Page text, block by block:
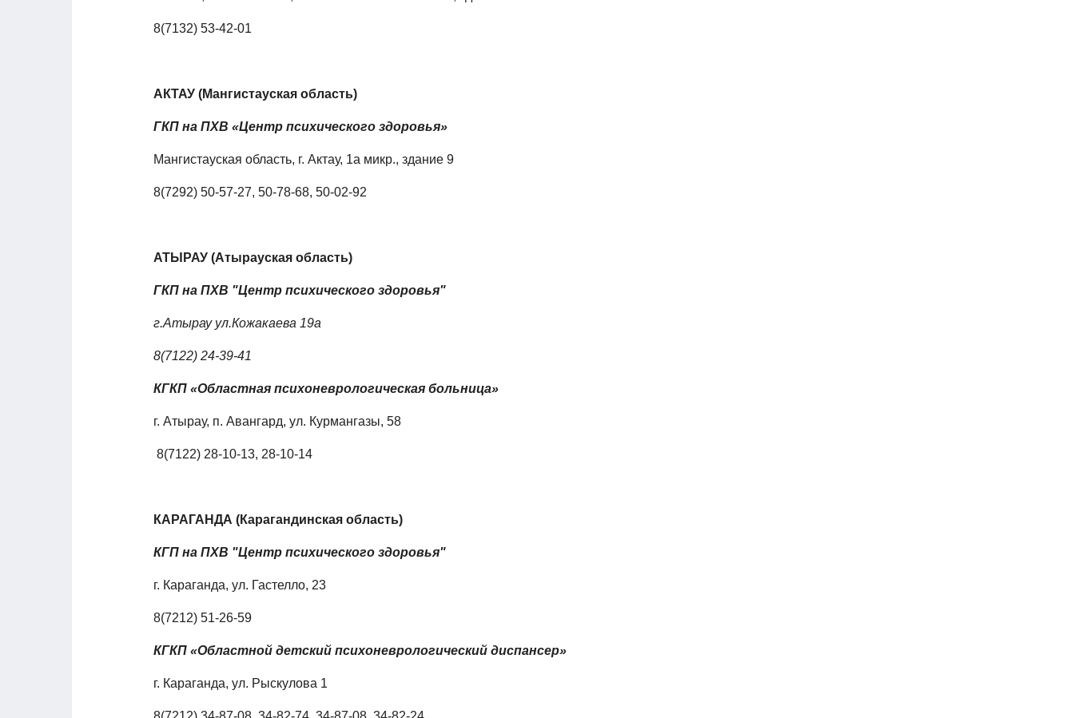
8(7132) 53-42-01
АКТАУ (Мангистауская область)
ГКП на ПХВ «Центр психического здоровья»
Мангистауская область, г. Актау, 1а микр., здание 9
8(7292) 50-57-27, 50-78-68, 50-02-92
АТЫРАУ (Атырауская область)
ГКП на ПХВ "Центр психического здоровья"
г.Атырау ул.Кожакаева 19а
8(7122) 24-39-41
КГКП «Областная психоневрологическая больница»
г. Атырау, п. Авангард, ул. Курмангазы, 58
8(7122) 28-10-13, 28-10-14
КАРАГАНДА (Карагандинская область)
КГП на ПХВ "Центр психического здоровья"
г. Караганда, ул. Гастелло, 23
8(7212) 51-26-59
КГКП «Областной детский психоневрологический диспансер»
г. Караганда, ул. Рыскулова 1